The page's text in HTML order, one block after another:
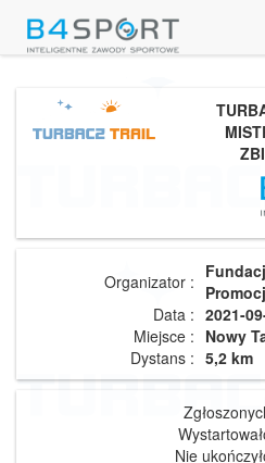
Organizator :
Data : 2021-
Miejsce : Nowy
Dystans : 5,2 km
Nie